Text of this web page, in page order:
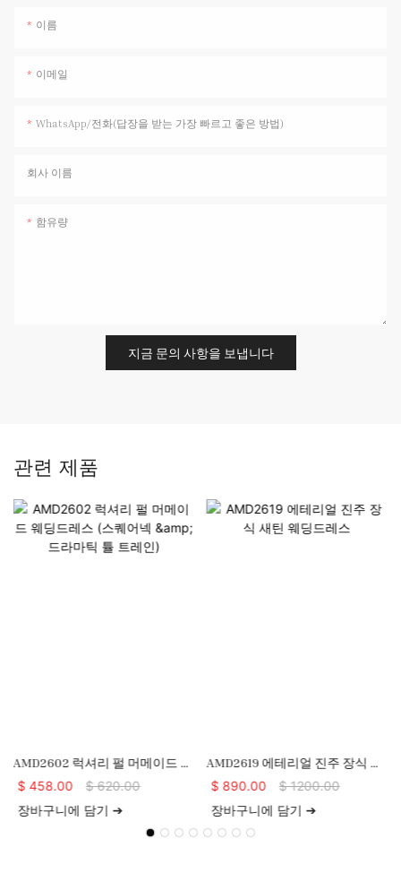
이름
이메일
WhatsApp/전화(답장을 받는 가장 빠르고 좋은 방법)
회사 이름
함유량
지금 문의 사항을 보냅니다
관련 제품
AMD2602 럭셔리 펄 머메이드 웨
딩드레스 (스퀘어넥 & 드라마틱
$ 458.00 $620.00
장바구니에 담기 ➔
AMD2619 에테리얼 진주 장식 새
틴 웨딩드레스
$ 890.00 $1200.00
장바구니에 담기 ➔